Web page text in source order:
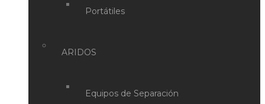
Portátiles
ARIDOS
Equipos de Separación